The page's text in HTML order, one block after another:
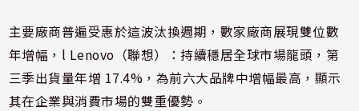
主要廠商普遍受惠於這波汰換週期，數家廠商展現雙位數
年增幅，l Lenovo（聯想）：持續穩居全球市場龍頭，第
三季出貨量年增 17.4%，為前六大品牌中增幅最高，顯示
其在企業與消費市場的雙重優勢。